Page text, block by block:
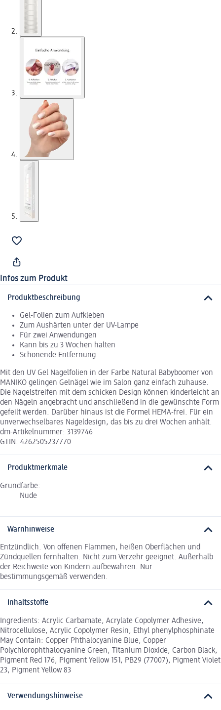
Infos zum Produkt
Produktbeschreibung
Gel-Folien zum Aufkleben
Zum Aushärten unter der UV-Lampe
Für zwei Anwendungen
Kann bis zu 3 Wochen halten
Schonende Entfernung
Mit den UV Gel Nagelfolien in der Farbe Natural Babyboomer von
MANIKO gelingen Gelnägel wie im Salon ganz einfach zuhause.
Die Nagelstreifen mit dem schicken Design können kinderleicht an
den Nägeln angebracht und anschließend in die gewünschte Form
gefeilt werden. Darüber hinaus ist die Formel HEMA-frei. Für ein
unverwechselbares Nageldesign, das bis zu drei Wochen anhält.
dm-Artikelnummer: 3139746
GTIN: 4262505237770
Produktmerkmale
Grundfarbe:
Nude
Warnhinweise
Entzündlich. Von offenen Flammen, heißen Oberflächen und
Zündquellen fernhalten. Nicht zum Verzehr geeignet. Außerhalb
der Reichweite von Kindern aufbewahren. Nur
bestimmungsgemäß verwenden.
Inhaltsstoffe
Ingredients: Acrylic Carbamate, Acrylate Copolymer Adhesive,
Nitrocellulose, Acrylic Copolymer Resin, Ethyl phenylphosphinate
May Contain: Copper Phthalocyanine Blue, Copper
Polychlorophthalocyanine Green, Titanium Dioxide, Carbon Black,
Pigment Red 176, Pigment Yellow 151, PB29 (77007), Pigment Violet
23, Pigment Yellow 83
Verwendungshinweise